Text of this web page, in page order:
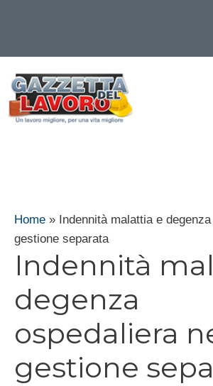
contenuto
Home » Indennità malattia e
gestione separata
Indennità
degenza
ospedaliera
gestione